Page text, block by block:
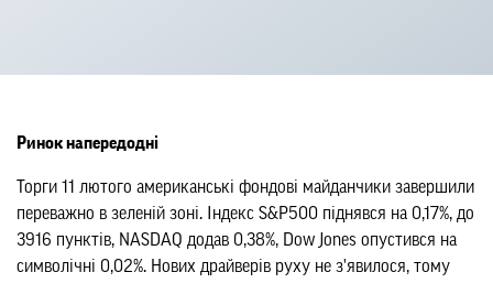
Ринок напередодні
Торги 11 лютого американські фондові майданчики завершили
переважно в зеленій зоні. Індекс S&P500 піднявся на 0,17%, до
3916 пунктів, NASDAQ додав 0,38%, Dow Jones опустився на
символічні 0,02%. Нових драйверів руху не з'явилося, тому